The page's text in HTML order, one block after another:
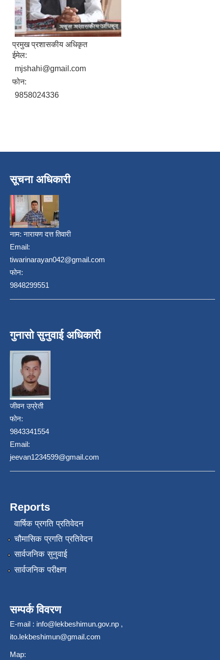
प्रमुख प्रशासकीय अधिकृत
ईमेल:
mjshahi@gmail.com
फोन:
9858024336
सूचना अधिकारी
नाम:नारायण दत्त तिवारी
Email:
tiwarinarayan042@gmail.com
फोन:
9848299551
गुनासो सुनुवाई अधिकारी
जीवन उप्रेती
फोन:
9843341554
Email:
jeevan1234599@gmail.com
Reports
वार्षिक प्रगति प्रतिवेदन
चौमासिक प्रगति प्रतिवेदन
सार्वजनिक सुनुवाई
सार्वजनिक परीक्षण
सम्पर्क विवरण
E-mail : info@lekbeshimun.gov.np ,
ito.lekbeshimun@gmail.com
Map: